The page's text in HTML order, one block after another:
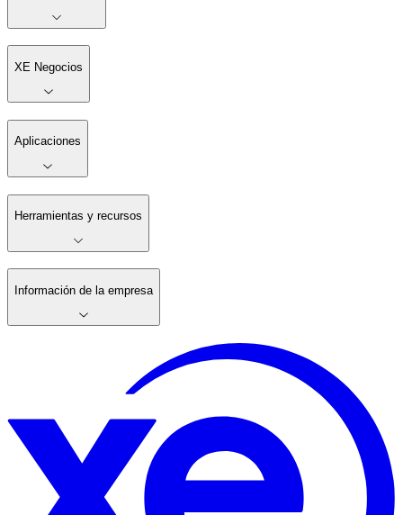
XE Negocios
Aplicaciones
Herramientas y recursos
Información de la empresa